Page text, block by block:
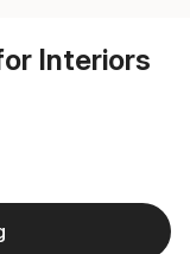
Interiors